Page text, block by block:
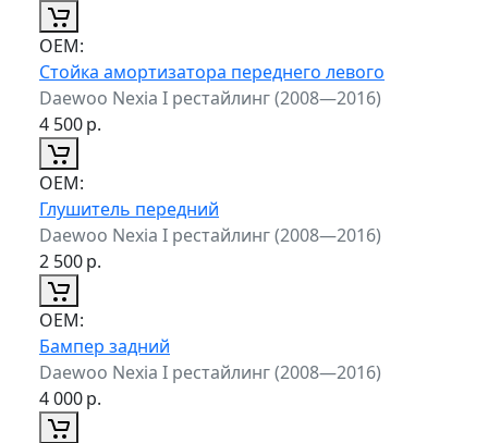
ОЕМ:
Стойка амортизатора переднего левого
Daewoo Nexia I рестайлинг (2008—2016)
4 500р.
ОЕМ:
Глушитель передний
Daewoo Nexia I рестайлинг (2008—2016)
2 500р.
ОЕМ:
Бампер задний
Daewoo Nexia I рестайлинг (2008—2016)
4 000р.